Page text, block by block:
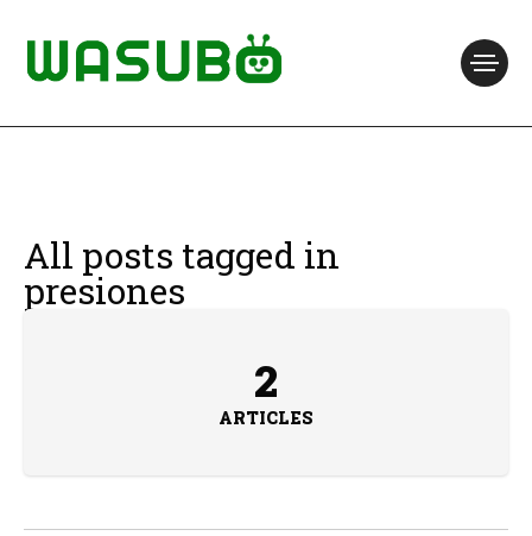
All posts tagged in
presiones
2
ARTICLES